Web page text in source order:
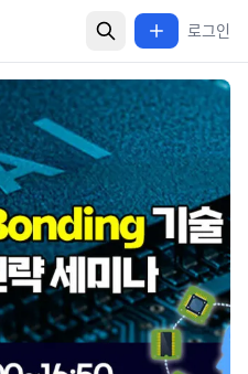
로그인
로그인